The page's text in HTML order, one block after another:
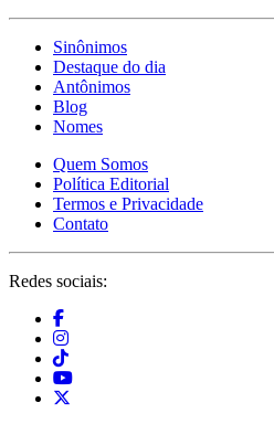
Sinônimos
Destaque do dia
Antônimos
Blog
Nomes
Quem Somos
Política Editorial
Termos e Privacidade
Contato
Redes sociais: